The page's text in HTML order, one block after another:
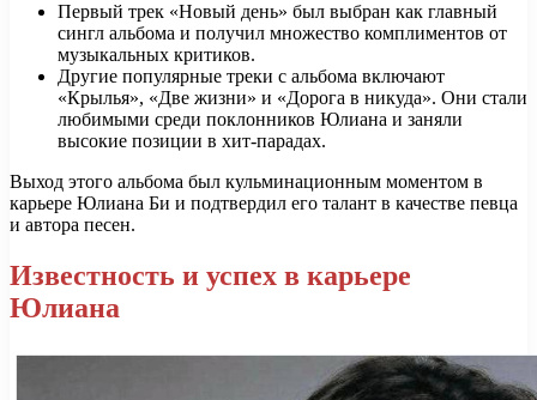
Первый трек «Новый день» был выбран как главный
сингл альбома и получил множество комплиментов от
музыкальных критиков.
Другие популярные треки с альбома включают
«Крылья», «Две жизни» и «Дорога в никуда». Они стали
любимыми среди поклонников Юлиана и заняли
высокие позиции в хит-парадах.
Выход этого альбома был кульминационным моментом в
карьере Юлиана Би и подтвердил его талант в качестве певца
и автора песен.
Известность и успех в карьере
Юлиана